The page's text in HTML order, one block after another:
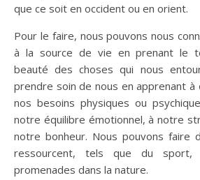
que ce soit en occident ou en orient.
Pour le faire, nous pouvons nous
à la source de vie en prenant le
beauté des choses qui nous
prendre soin de nous en apprenant
nos besoins physiques ou
notre équilibre émotionnel, à notre
notre bonheur. Nous pouvons faire
ressourcent, tels que du sport,
promenades dans la nature.